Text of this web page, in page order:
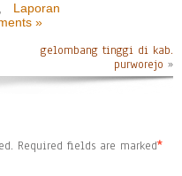
Laporan
»
gelombang tinggi di kab.
purworejo »
Required fields are marked*